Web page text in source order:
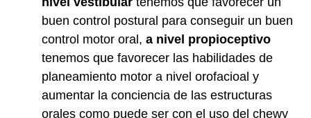
buen control postural para conseguir un buen
control motor oral, a nivel propioceptivo
tenemos que favorecer las habilidades de
planeamiento motor a nivel orofacioal y
aumentar la conciencia de las estructuras
orales como puede ser con el uso del chewy